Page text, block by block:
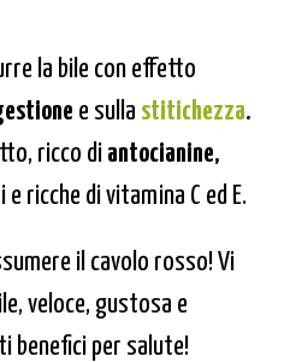
la bile con effetto
e sulla stitichezza.
ricco diantocianine,
ricche di vitamina C ed E.
il cavolo rosso! Vi
veloce, gustosa e
benefici per salute!